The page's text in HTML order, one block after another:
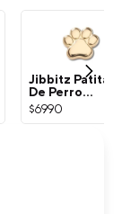
Jibbitz Patita
De Perro
Dorada Crocs
$6990